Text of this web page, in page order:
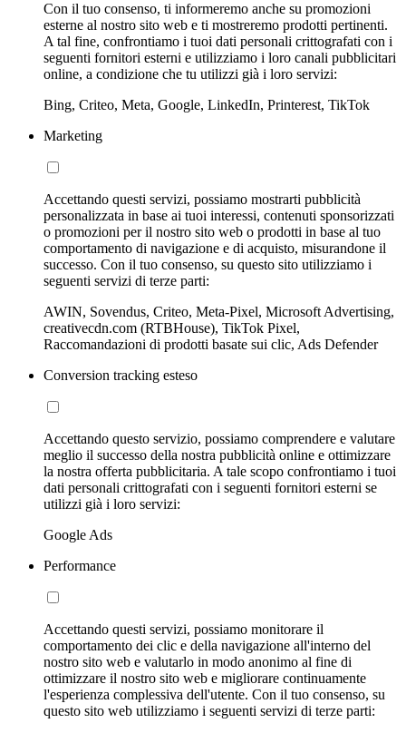
Con il tuo consenso, ti informeremo anche su promozioni
esterne al nostro sito web e ti mostreremo prodotti pertinenti.
A tal fine, confrontiamo i tuoi dati personali crittografati con i
seguenti fornitori esterni e utilizziamo i loro canali pubblicitari
online, a condizione che tu utilizzi già i loro servizi:
Bing, Criteo, Meta, Google, LinkedIn, Printerest, TikTok
Marketing
Accettando questi servizi, possiamo mostrarti pubblicità
personalizzata in base ai tuoi interessi, contenuti sponsorizzati
o promozioni per il nostro sito web o prodotti in base al tuo
comportamento di navigazione e di acquisto, misurandone il
successo. Con il tuo consenso, su questo sito utilizziamo i
seguenti servizi di terze parti:
AWIN, Sovendus, Criteo, Meta-Pixel, Microsoft Advertising,
creativecdn.com (RTBHouse), TikTok Pixel,
Raccomandazioni di prodotti basate sui clic, Ads Defender
Conversion tracking esteso
Accettando questo servizio, possiamo comprendere e valutare
meglio il successo della nostra pubblicità online e ottimizzare
la nostra offerta pubblicitaria. A tale scopo confrontiamo i tuoi
dati personali crittografati con i seguenti fornitori esterni se
utilizzi già i loro servizi:
Google Ads
Performance
Accettando questi servizi, possiamo monitorare il
comportamento dei clic e della navigazione all'interno del
nostro sito web e valutarlo in modo anonimo al fine di
ottimizzare il nostro sito web e migliorare continuamente
l'esperienza complessiva dell'utente. Con il tuo consenso, su
questo sito web utilizziamo i seguenti servizi di terze parti: